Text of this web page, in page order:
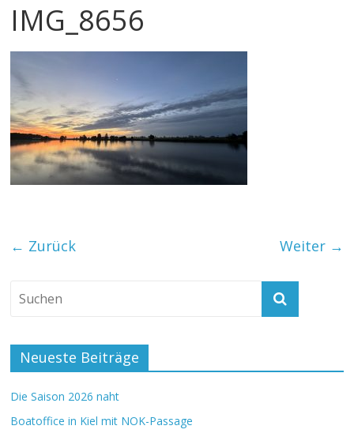
IMG_8656
← Zurück Weiter →
Neueste Beiträge
Die Saison 2026 naht
Boatoffice in Kiel mit NOK-Passage